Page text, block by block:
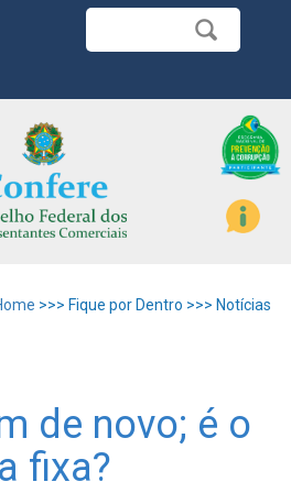
>>> Fique por Dentro >>> Notícias
de novo; é o
fixa?